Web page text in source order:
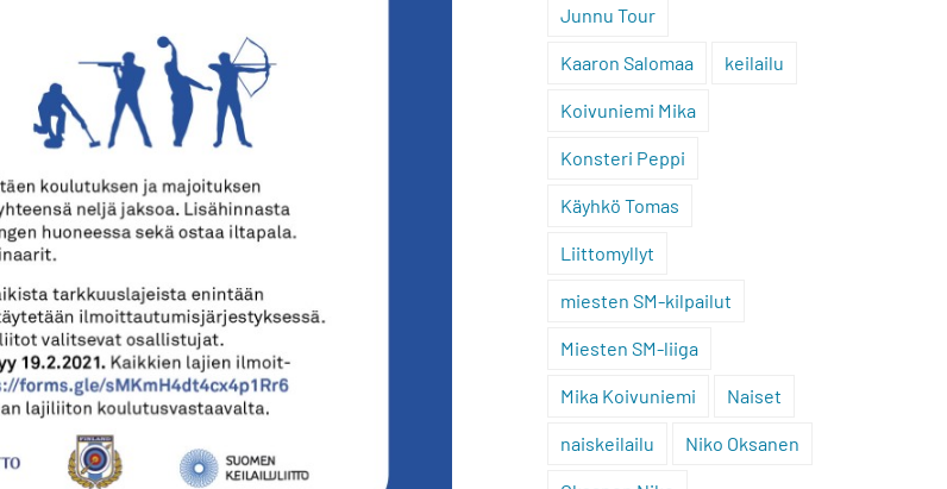
Junnu Tour
Kaaron Salomaa keilailu
Koivuniemi Mika
Konsteri Peppi
Käyhkö Tomas
Liittomyllyt
miesten SM-kilpailut
Miesten SM-liiga
Mika Koivuniemi Naiset
naiskeilailu Niko Oksanen